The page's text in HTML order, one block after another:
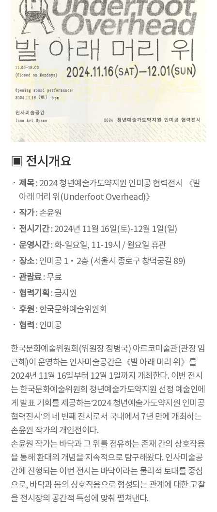
▣ 전시개요
제목: 2024 청년예술가도약지원 인미공 협력전시 《발
아래 머리 위(Underfoot Overhead)》
작가: 손윤원
전시기간: 2024년 11월 16일(토)-12월 1일(일)
운영시간: 화-일요일, 11-19시 / 월요일 휴관
장소: 인미공 1‧2층 (서울시 종로구 창덕궁길 89)
관람료: 무료
협력기획 : 금지원
후원 : 한국문화예술위원회
협력 : 인미공
한국문화예술위원회(위원장 정병국) 아르코미술관(관장 임
근혜)이 운영하는 인사미술공간은《발 아래 머리 위》를
2024년 11월 16일부터 12월 1일까지 개최한다. 이번 전시
는 한국문화예술위원회 청년예술가도약지원 선정 예술인에
게 발표 기회를 제공하는‘2024 청년예술가도약지원 인미공
협력전시’의 네 번째 전시로서 국내에서 7년 만에 개최하는
손윤원 작가의 개인전이다.
손윤원 작가는 바닥과 그 위를 점유하는 존재 간의 상호작용
을 통해 환대의 개념을 지속적으로 탐구해왔다. 인사미술공
간에 진행되는 이번 전시는 바닥이라는 물리적 토대를 중심
으로, 바닥과 몸의 상호작용으로 형성되는 관계에 대한 고찰
을 전시장의 공간적 특성에 맞춰 펼쳐낸다.